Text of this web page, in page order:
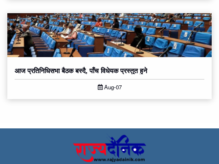
आज प्रतिनिधिसभा बैठक बस्दै, पाँच विधेयक प्रस्तुत हुने
Aug-07